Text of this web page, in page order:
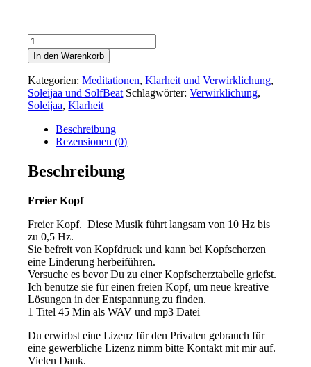
Freier
Kopf
Menge
In den Warenkorb
Kategorien:Meditationen,Klarheit und Verwirklichung,
Soleijaa und SolfBeat Schlagwörter:Verwirklichung,
Soleijaa,Klarheit
Beschreibung
Rezensionen (0)
Beschreibung
Freier Kopf
Freier Kopf. Diese Musik führt langsam von 10 Hz bis
zu 0,5 Hz.
Sie befreit von Kopfdruck und kann bei Kopfscherzen
eine Linderung herbeiführen.
Versuche es bevor Du zu einer Kopfscherztabelle griefst.
Ich benutze sie für einen freien Kopf, um neue kreative
Lösungen in der Entspannung zu finden.
1 Titel 45 Min als WAV und mp3 Datei
Du erwirbst eine Lizenz für den Privaten gebrauch für
eine gewerbliche Lizenz nimm bitte Kontakt mit mir auf.
Vielen Dank.